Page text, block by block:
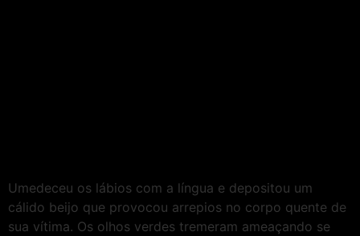
Umedeceu os lábios com a língua e depositou um
cálido beijo que provocou arrepios no corpo quente de
sua vítima. Os olhos verdes tremeram ameaçando se